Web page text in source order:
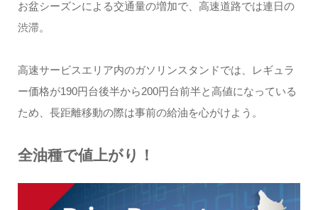
お盆シーズンによる交通量の増加で、高速道路では連日の
渋滞。
高速サービスエリア内のガソリンスタンドでは、レギュラ
ー価格が190円台後半から200円台前半と高値になっている
ため、長距離移動の際は事前の給油を心がけよう。
全油種で値上がり！